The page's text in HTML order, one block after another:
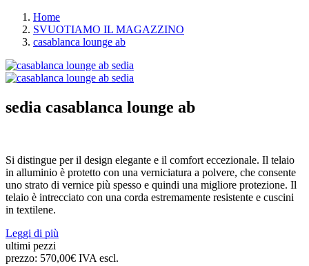
Home
SVUOTIAMO IL MAGAZZINO
casablanca lounge ab
sedia casablanca lounge ab
Si distingue per il design elegante e il comfort eccezionale. Il telaio
in alluminio è protetto con una verniciatura a polvere, che consente
uno strato di vernice più spesso e quindi una migliore protezione. Il
telaio è intrecciato con una corda estremamente resistente e cuscini
in textilene.
Leggi di più
ultimi pezzi
prezzo: 570,00€ IVA escl.